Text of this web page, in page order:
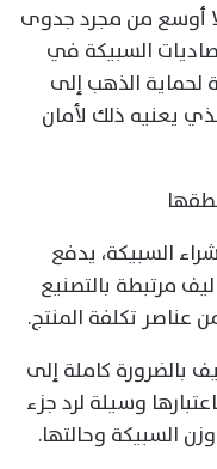
أوسع من مجرد جدوى
السبيكة في
الذهب إلى
يعنيه ذلك لأمان
السبيكة، يدفع
مرتبطة بالتصنيع
عناصر تكلفة المنتج.
بالضرورة كاملة إلى
وسيلة لرد جزء
السبيكة وحالتها.